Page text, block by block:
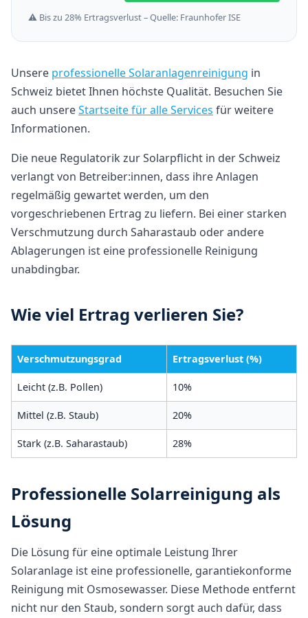
⚠️ Bis zu 28% Ertragsverlust – Quelle: Fraunhofer ISE
Unsere professionelle Solaranlagenreinigung in
Schweiz bietet Ihnen höchste Qualität. Besuchen Sie
auch unsereStartseite für alle Services für weitere
Informationen.
Die neue Regulatorik zur Solarpflicht in der Schweiz
verlangt von Betreiber:innen, dass ihre Anlagen
regelmäßig gewartet werden, um den
vorgeschriebenen Ertrag zu liefern. Bei einer starken
Verschmutzung durch Saharastaub oder andere
Ablagerungen ist eine professionelle Reinigung
unabdingbar.
Wie viel Ertrag verlieren Sie?
Verschmutzungsgrad Ertragsverlust (%)
Leicht (z.B. Pollen) 10%
Mittel (z.B. Staub) 20%
Stark (z.B. Saharastaub) 28%
Professionelle Solarreinigung als
Lösung
Die Lösung für eine optimale Leistung Ihrer
Solaranlage ist eine professionelle, garantiekonforme
Reinigung mit Osmosewasser. Diese Methode entfernt
nicht nur den Staub, sondern sorgt auch dafür, dass